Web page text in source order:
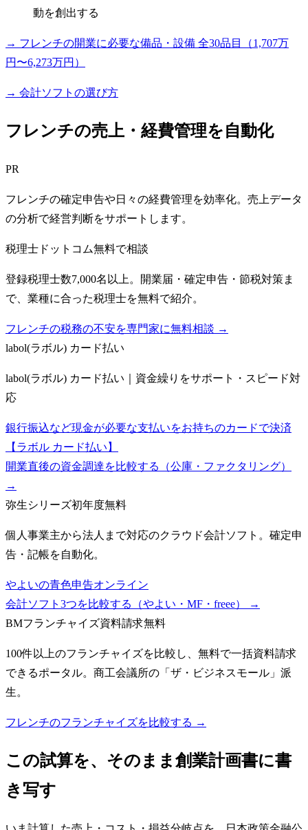
動を創出する
→ フレンチの開業に必要な備品・設備 全30品目（1,707万
円〜6,273万円）
→ 会計ソフトの選び方
フレンチの売上・経費管理を自動化
PR
フレンチの確定申告や日々の経費管理を効率化。売上データ
の分析で経営判断をサポートします。
税理士ドットコム無料で相談
登録税理士数7,000名以上。開業届・確定申告・節税対策ま
で、業種に合った税理士を無料で紹介。
フレンチの税務の不安を専門家に無料相談 →
labol(ラボル) カード払い
labol(ラボル) カード払い｜資金繰りをサポート・スピード対
応
銀行振込など現金が必要な支払いをお持ちのカードで決済
【ラボル カード払い】
開業直後の資金調達を比較する（公庫・ファクタリング）
→
弥生シリーズ初年度無料
個人事業主から法人まで対応のクラウド会計ソフト。確定申
告・記帳を自動化。
やよいの青色申告オンライン
会計ソフト3つを比較する（やよい・MF・freee）
→
BMフランチャイズ資料請求無料
100件以上のフランチャイズを比較し、無料で一括資料請求
できるポータル。商工会議所の「ザ・ビジネスモール」派
生。
フレンチのフランチャイズを比較する →
この試算を、そのまま創業計画書に書
き写す